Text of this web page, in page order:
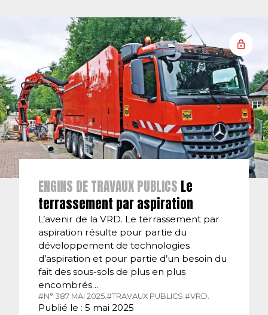
ENGINS DE TRAVAUX PUBLICS Le
terrassement par aspiration
L’avenir de la VRD. Le terrassement par
aspiration résulte pour partie du
développement de technologies
d’aspiration et pour partie d’un besoin du
fait des sous-sols de plus en plus
encombrés…
#N° 387 MAI 2025. #TRAVAUX PUBLICS. #VRD.
Publié le : 5 mai 2025